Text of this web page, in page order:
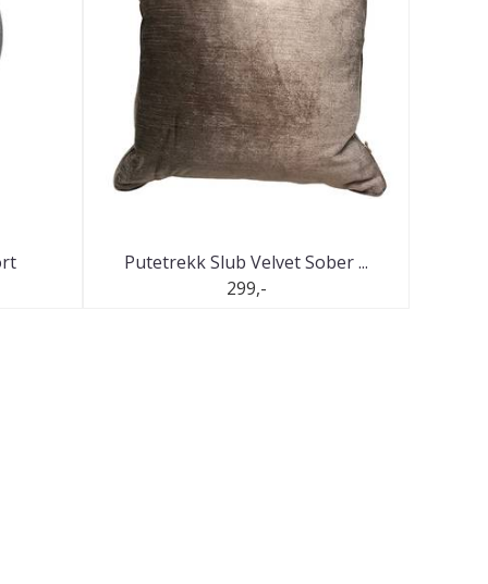
Putetrekk Slub Velvet Sober ...
299,-